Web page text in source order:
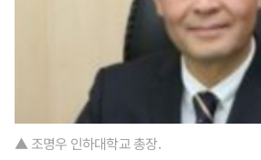
▲ 조명우 인하대학교 총장.